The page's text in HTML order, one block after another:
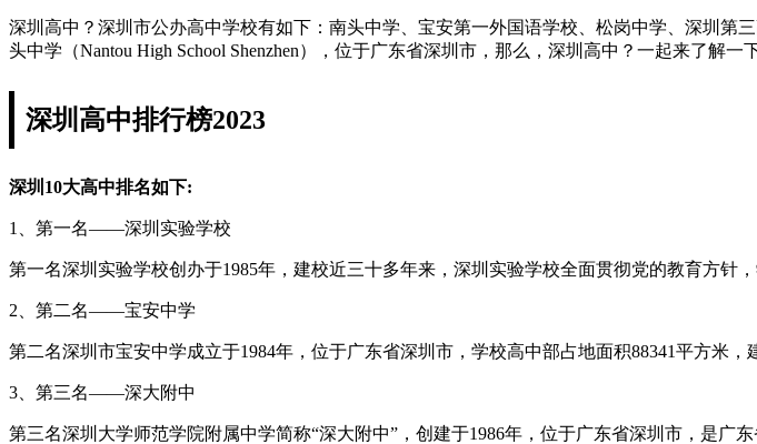
深圳高中？深圳市公办高中学校有如下：南头中学、宝安第一外国语学校、松岗中学、深圳
头中学（Nantou High School Shenzhen），位于广东省深圳市，那么，深圳高中？一起来了解一下
深圳高中排行榜2023
深圳10大高中排名如下:
1、第一名——深圳实验学校
第一名深圳实验学校创办于1985年，建校近三十多年来，深圳实验学校全面贯彻党的教育方针
2、第二名——宝安中学
第二名深圳市宝安中学成立于1984年，位于广东省深圳市，学校高中部占地面积88341平方米，
3、第三名——深大附中
第三名深圳大学师范学院附属中学简称“深大附中”，创建于1986年，位于广东省深圳市，是广东